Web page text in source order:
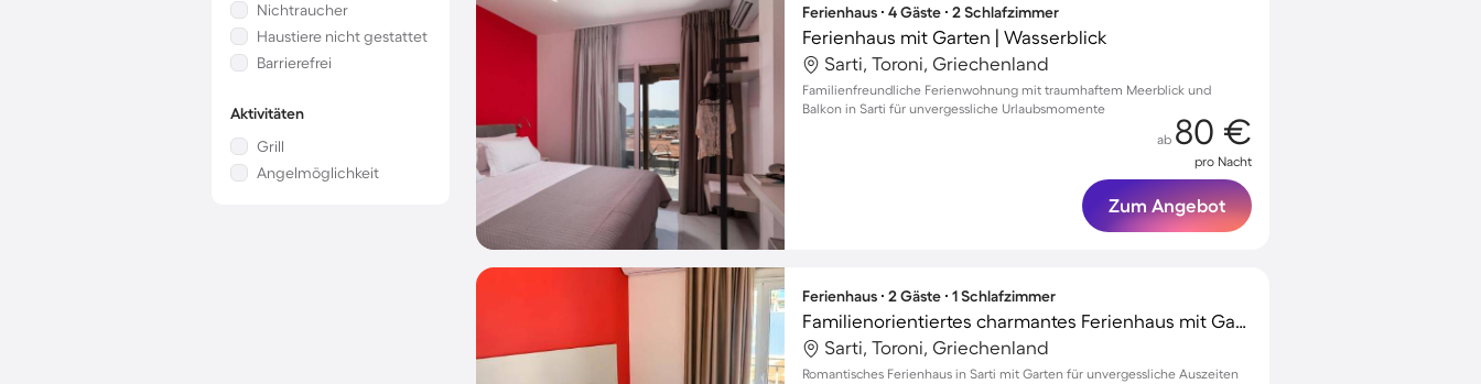
Nichtraucher
Haustiere nicht gestattet
Barrierefrei
Aktivitäten
Grill
Angelmöglichkeit
Ferienhaus ∙ 4 Gäste ∙ 2 Schlafzimmer
Ferienhaus mit Garten | Wasserblick
Sarti, Toroni, Griechenland
Familienfreundliche Ferienwohnung mit traumhaftem Meerblick und
Balkon in Sarti für unvergessliche Urlaubsmomente
ab 80 €
pro Nacht
Zum Angebot
Ferienhaus ∙ 2 Gäste ∙ 1 Schlafzimmer
Familienorientiertes charmantes Ferienhaus mit Garten | Nah am Strand
Sarti, Toroni, Griechenland
Romantisches Ferienhaus in Sarti mit Garten für unvergessliche Auszeiten